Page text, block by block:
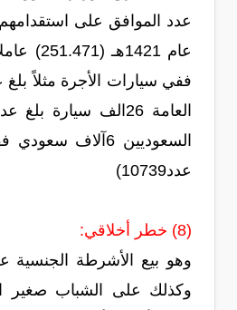
عدد الموافق على
ففي سيارات الأجرة مثلاً
العامة 26الف سيارة
السعوديين 6آلاف
عدد10739)
(8) خطر أخلاقي:
وهو بيع الأشرطة الجنسية
وكذلك على الشباب صغير